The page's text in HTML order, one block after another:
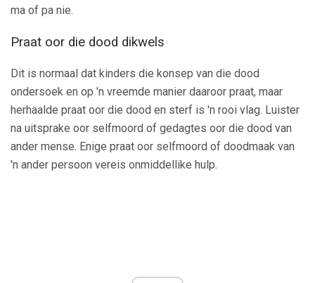
ma of pa nie.
Praat oor die dood dikwels
Dit is normaal dat kinders die konsep van die dood
ondersoek en op 'n vreemde manier daaroor praat, maar
herhaalde praat oor die dood en sterf is 'n rooi vlag. Luister
na uitsprake oor selfmoord of gedagtes oor die dood van
ander mense. Enige praat oor selfmoord of doodmaak van
'n ander persoon vereis onmiddellike hulp.